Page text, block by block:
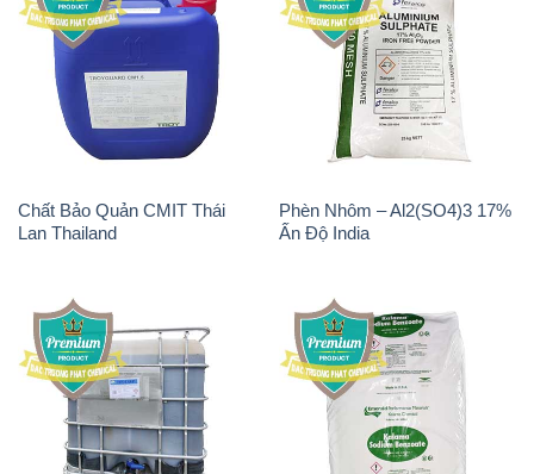
Chất Bảo Quản CMIT Thái
Lan Thailand
Phèn Nhôm – Al2(SO4)3 17%
Ấn Độ India